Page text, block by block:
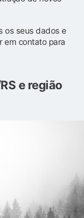
os seus dados e
em contato para
e região